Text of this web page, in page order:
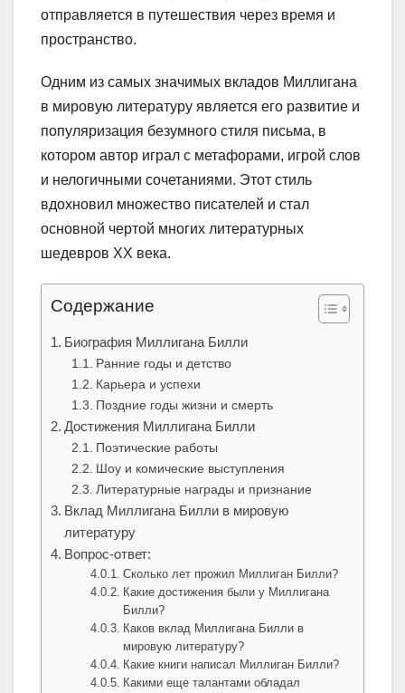
отправляется в путешествия через время и
пространство.
Одним из самых значимых вкладов Миллигана
в мировую литературу является его развитие и
популяризация безумного стиля письма, в
котором автор играл с метафорами, игрой слов
и нелогичными сочетаниями. Этот стиль
вдохновил множество писателей и стал
основной чертой многих литературных
шедевров XX века.
Содержание
Биография Миллигана Билли
Ранние годы и детство
Карьера и успехи
Поздние годы жизни и смерть
Достижения Миллигана Билли
Поэтические работы
Шоу и комические выступления
Литературные награды и признание
Вклад Миллигана Билли в мировую
литературу
Вопрос-ответ:
Сколько лет прожил Миллиган Билли?
Какие достижения были у Миллигана
Билли?
Каков вклад Миллигана Билли в
мировую литературу?
Какие книги написал Миллиган Билли?
Какими еще талантами обладал